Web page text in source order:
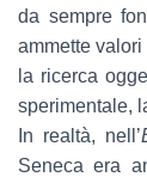
da sempre
ammette
la ricerca
sperimentale,
In realtà, nell’
Seneca era